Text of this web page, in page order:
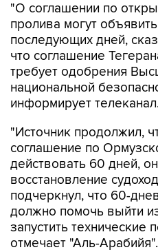
"О соглашении по
пролива могут
последующих дней,
что соглашение
требует одобрения
национальной
информирует
"Источник продолжил,
соглашение по
действовать 60 дней,
восстановление
подчеркнул, что 60-
должно помочь выйти
запустить технические
отмечает "Аль-Арабийя".